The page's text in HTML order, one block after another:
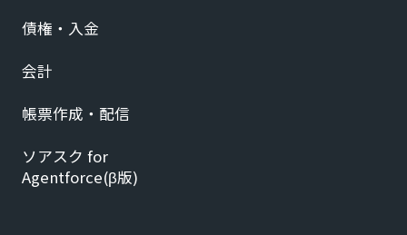
債権・入金
会計
帳票作成・配信
ソアスク for
Agentforce(β版)